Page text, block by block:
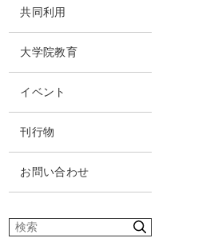
沿革
交通アクセス
スタッフ一覧
過去の研究
共同利用
大学院教育
イベント
刊行物
お問い合わせ
サ